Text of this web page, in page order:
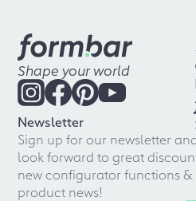
Shape your world
Newsletter
Sign up for our newsletter
look forward to great
new configurator functions &
product news!